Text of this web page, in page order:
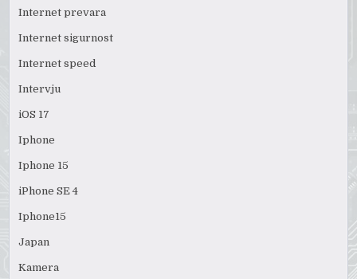
Internet prevara
Internet sigurnost
Internet speed
Intervju
iOS 17
Iphone
Iphone 15
iPhone SE 4
Iphone15
Japan
Kamera